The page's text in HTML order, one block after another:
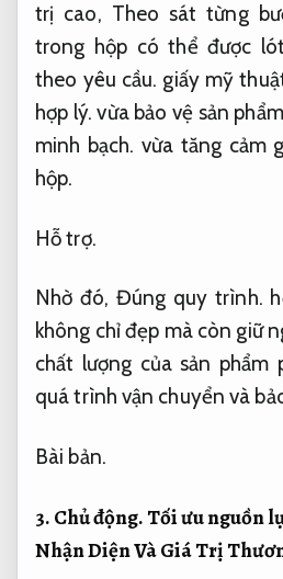
trị cao, Theo sát từng
trong hộp có thể được
theo yêu cầu. giấy mỹ
hợp lý. vừa bảo vệ sản
minh bạch. vừa tăng cảm
hộp.
Hỗ trợ.
Nhờ đó,Đúng quy trình.
không chỉ đẹp mà còn giữ
chất lượng của sản phẩm
quá trình vận chuyển và
Bài bản.
3.Chủ động.Tối ưu nguồn
Nhận Diện Và Giá Trị